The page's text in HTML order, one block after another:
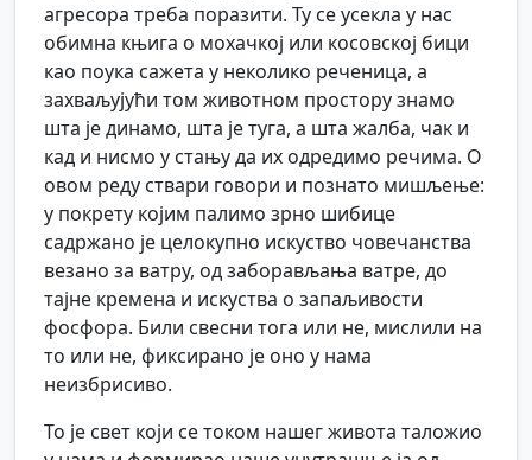
агресора треба поразити. Ту се усекла у нас
обимна књига о мохачкој или косовској бици
као поука сажета у неколико реченица, а
захваљујући том животном простору знамо
шта је динамо, шта је туга, а шта жалба, чак и
кад и нисмо у стању да их одредимо речима. О
овом реду ствари говори и познато мишљење:
у покрету којим палимо зрно шибице
садржано је целокупно искуство човечанства
везано за ватру, од заборављања ватре, до
тајне кремена и искуства о запаљивости
фосфора. Били свесни тога или не, мислили на
то или не, фиксирано је оно у нама
неизбрисиво.
То је свет који се током нашег живота таложио